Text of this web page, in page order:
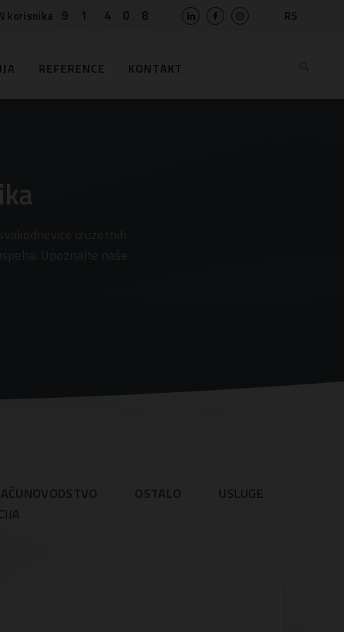
korisnika 9 1 4 0 8
RS
BIH
REFERENCE KONTAKT
OSTALO
USLUGE